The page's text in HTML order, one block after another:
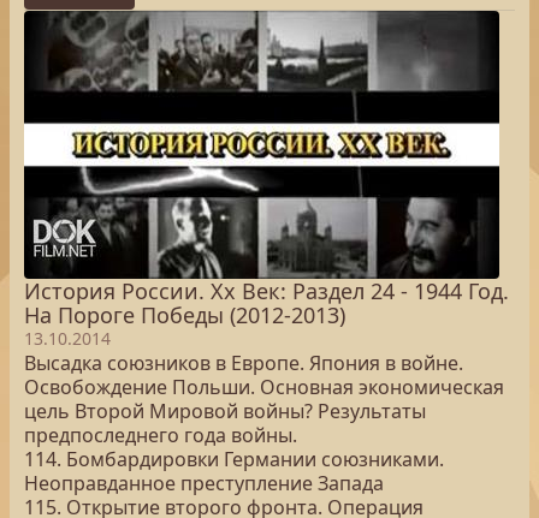
История России. Хх Век: Раздел 24 - 1944 Год.
На Пороге Победы (2012-2013)
13.10.2014
Высадка союзников в Европе. Япония в войне.
Освобождение Польши. Основная экономическая
цель Второй Мировой войны? Результаты
предпоследнего года войны.
114. Бомбардировки Германии союзниками.
Неоправданное преступление Запада
115. Открытие второго фронта. Операция